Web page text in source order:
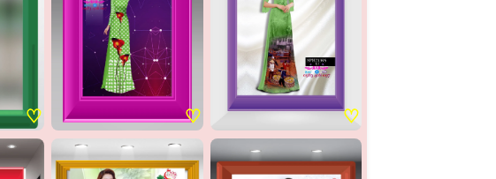
♡ ♡ ♡